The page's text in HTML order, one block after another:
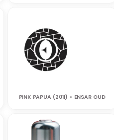
PINK PAPUA (2011) • ENSAR OUD